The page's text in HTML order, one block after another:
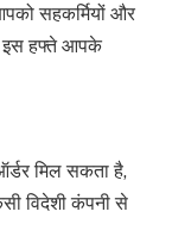
सहकर्मियों और
इस हफ्ते आपके
मिल सकता है,
विदेशी कंपनी से